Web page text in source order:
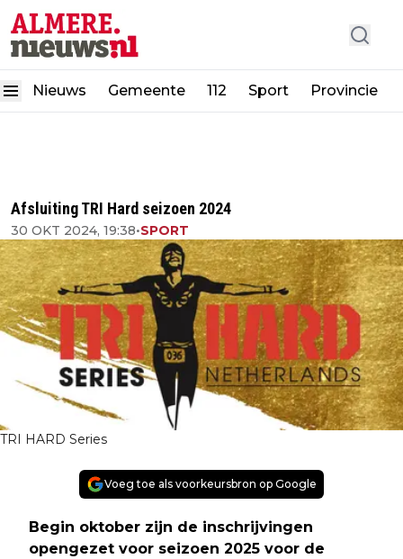
Nieuws Gemeente 112 Sport Provincie
Afsluiting TRI Hard seizoen 2024
30 OKT 2024, 19:38•SPORT
TRI HARD Series
Voeg toe als voorkeursbron op Google
Begin oktober zijn de inschrijvingen
opengezet voor seizoen 2025 voor de